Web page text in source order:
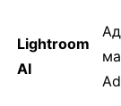
Lightroom
AI